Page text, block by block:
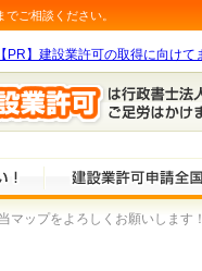
ご相談ください。
【PR】建設業許可の取得に向け
マップをよろしくお願いします